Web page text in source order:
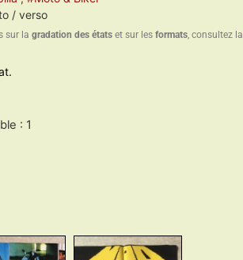
/ verso
sur la gradation des états et sur les formats, consultez la
: 1